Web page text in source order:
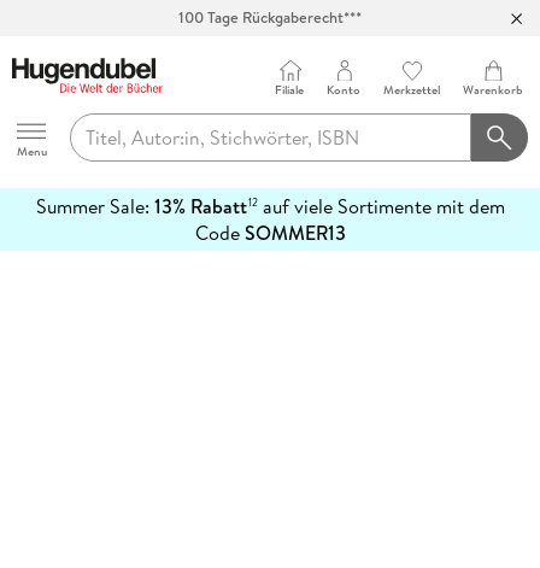
100 Tage Rückgaberecht***
Hugendubel
Menu
Filiale Konto Merkzettel Warenkorb
Summer Sale: 13% Rabatt12auf viele Sortimente mit dem
CodeSOMMER13
erfahren